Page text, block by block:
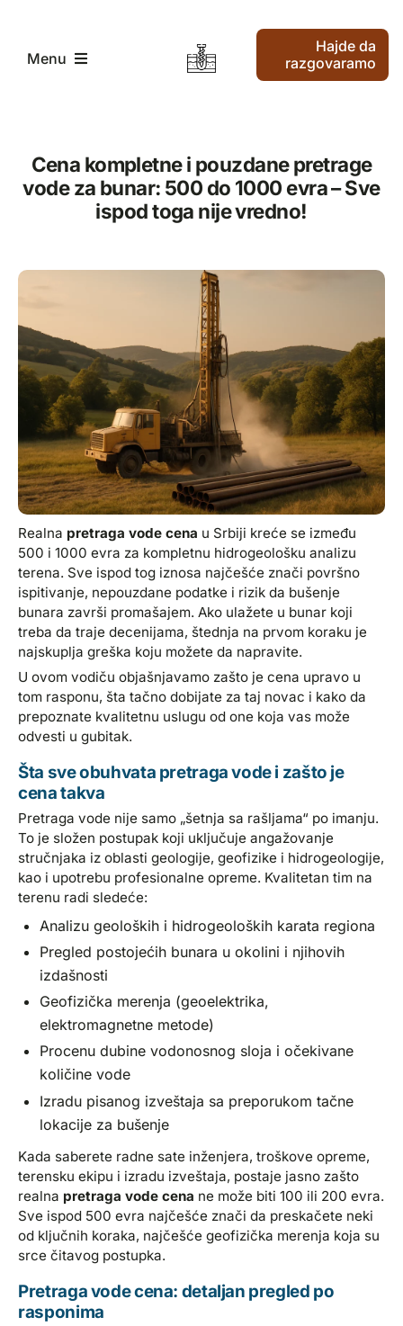
content
Menu
Traženje vode i bušenje vode
Najnoviji članci
Hajde da
razgovaramo
Cena kompletne i pouzdane pretrage
vode za bunar: 500 do 1000 evra – Sve
ispod toga nije vredno!
Realna pretraga vode cena u Srbiji kreće se između
500 i 1000 evra za kompletnu hidrogeološku analizu
terena. Sve ispod tog iznosa najčešće znači površno
ispitivanje, nepouzdane podatke i rizik da bušenje
bunara završi promašajem. Ako ulažete u bunar koji
treba da traje decenijama, štednja na prvom koraku je
najskuplja greška koju možete da napravite.
U ovom vodiču objašnjavamo zašto je cena upravo u
tom rasponu, šta tačno dobijate za taj novac i kako da
prepoznate kvalitetnu uslugu od one koja vas može
odvesti u gubitak.
Šta sve obuhvata pretraga vode i zašto je
cena takva
Pretraga vode nije samo „šetnja sa rašljama“ po imanju.
To je složen postupak koji uključuje angažovanje
stručnjaka iz oblasti geologije, geofizike i hidrogeologije,
kao i upotrebu profesionalne opreme. Kvalitetan tim na
terenu radi sledeće:
Analizu geoloških i hidrogeoloških karata regiona
Pregled postojećih bunara u okolini i njihovih
izdašnosti
Geofizička merenja (geoelektrika,
elektromagnetne metode)
Procenu dubine vodonosnog sloja i očekivane
količine vode
Izradu pisanog izveštaja sa preporukom tačne
lokacije za bušenje
Kada saberete radne sate inženjera, troškove opreme,
terensku ekipu i izradu izveštaja, postaje jasno zašto
realna pretraga vode cena ne može biti 100 ili 200 evra.
Sve ispod 500 evra najčešće znači da preskačete neki
od ključnih koraka, najčešće geofizička merenja koja su
srce čitavog postupka.
Pretraga vode cena: detaljan pregled po
rasponima